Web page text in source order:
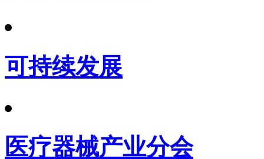
可持续发展
医疗器械产业分会